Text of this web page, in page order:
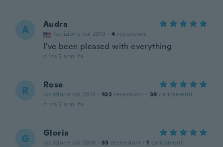
A Audra
Iscrizione dal 2019 · 4 recensioni
I've been pleased with everything
circa 5 anni fa
R Rose
Iscrizione dal 2019 · 102 recensioni · 39 caricamenti
circa 5 anni fa
G Gloria
Iscrizione dal 2016 · 33 recensioni · 1 caricamenti